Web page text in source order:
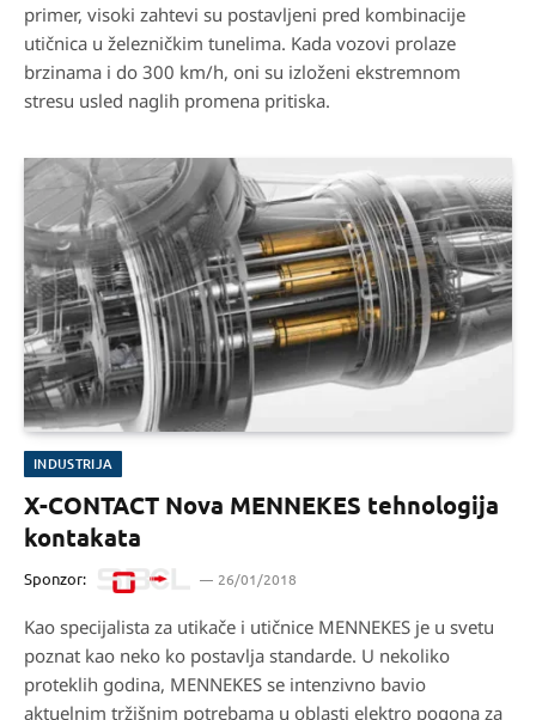
primer, visoki zahtevi su postavljeni pred kombinacije
utičnica u železničkim tunelima. Kada vozovi prolaze
brzinama i do 300 km/h, oni su izloženi ekstremnom
stresu usled naglih promena pritiska.
INDUSTRIJA
X-CONTACT Nova MENNEKES tehnologija
kontakata
Sponzor: 26/01/2018
Kao specijalista za utikače i utičnice MENNEKES je u svetu
poznat kao neko ko postavlja standarde. U nekoliko
proteklih godina, MENNEKES se intenzivno bavio
aktuelnim tržišnim potrebama u oblasti elektro pogona za